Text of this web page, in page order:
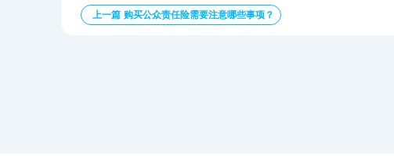
上一篇 购买公众责任险需要注意哪些事项？